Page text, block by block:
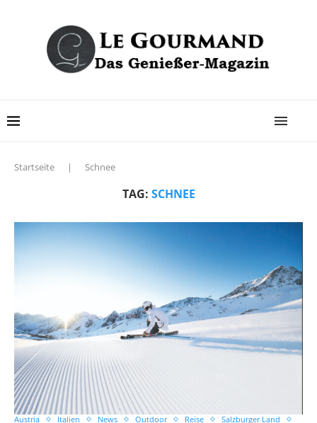
Startseite | Schnee
TAG: SCHNEE
Austria Italien News Outdoor Reise
Salzburger Land